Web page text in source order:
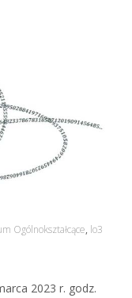
Ogólnokształcące, lo3
2023 r. godz.